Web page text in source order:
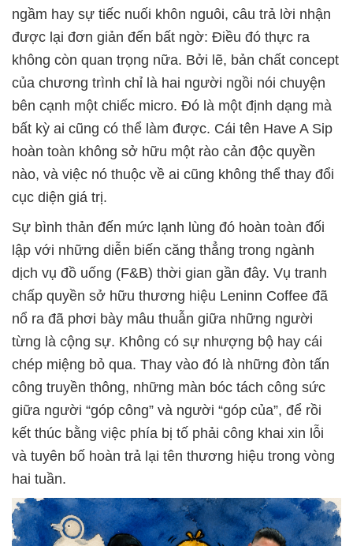
ngầm hay sự tiếc nuối khôn nguôi, câu trả lời nhận
được lại đơn giản đến bất ngờ: Điều đó thực ra
không còn quan trọng nữa. Bởi lẽ, bản chất concept
của chương trình chỉ là hai người ngồi nói chuyện
bên cạnh một chiếc micro. Đó là một định dạng mà
bất kỳ ai cũng có thể làm được. Cái tên Have A Sip
hoàn toàn không sở hữu một rào cản độc quyền
nào, và việc nó thuộc về ai cũng không thể thay đổi
cục diện giá trị.
Sự bình thản đến mức lạnh lùng đó hoàn toàn đối
lập với những diễn biến căng thẳng trong ngành
dịch vụ đồ uống (F&B) thời gian gần đây. Vụ tranh
chấp quyền sở hữu thương hiệu Leninn Coffee đã
nổ ra đã phơi bày mâu thuẫn giữa những người
từng là cộng sự. Không có sự nhượng bộ hay cái
chép miệng bỏ qua. Thay vào đó là những đòn tấn
công truyền thông, những màn bóc tách công sức
giữa người “góp công” và người “góp của”, để rồi
kết thúc bằng việc phía bị tố phải công khai xin lỗi
và tuyên bố hoàn trả lại tên thương hiệu trong vòng
hai tuần.